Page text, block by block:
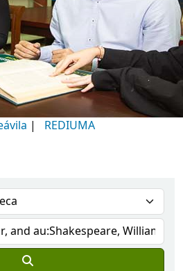
| REDIUMA